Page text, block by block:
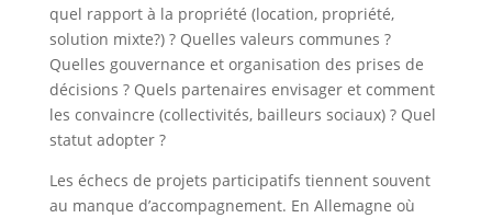
quel rapport à la propriété (location, propriété,
solution mixte?) ? Quelles valeurs communes ?
Quelles gouvernance et organisation des prises de
décisions ? Quels partenaires envisager et comment
les convaincre (collectivités, bailleurs sociaux) ? Quel
statut adopter ?
Les échecs de projets participatifs tiennent souvent
au manque d’accompagnement. En Allemagne où